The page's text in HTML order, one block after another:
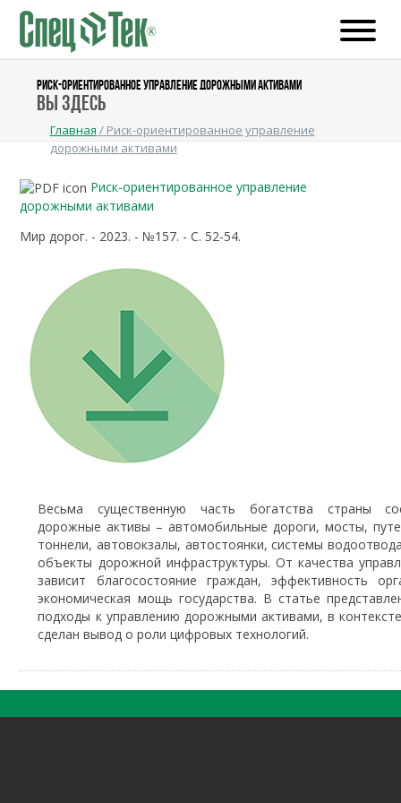
РИСК-ОРИЕНТИРОВАННОЕ УПРАВЛЕНИЕ ДОРОЖНЫМИ АКТИВАМИ
Вы здесь
Главная / Риск-ориентированное управление
дорожными активами
Риск-ориентированное управление
дорожными активами
Мир дорог. - 2023. - №157. - С. 52-54.
Весьма существенную часть богатства страны
дорожные активы – автомобильные дороги, мосты,
тоннели, автовокзалы, автостоянки, системы
объекты дорожной инфраструктуры. От качества
зависит благосостояние граждан, эффективность
экономическая мощь государства. В статье
подходы к управлению дорожными активами, в
сделан вывод о роли цифровых технологий.